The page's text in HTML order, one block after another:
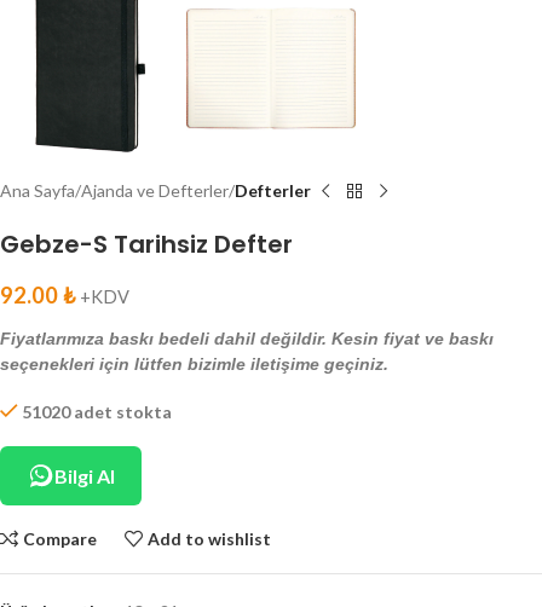
Ana Sayfa Ajanda ve Defterler Defterler
Gebze-S Tarihsiz Defter
92.00₺ +KDV
Fiyatlarımıza baskı bedeli dahil değildir. Kesin fiyat ve baskı
seçenekleri için lütfen bizimle iletişime geçiniz.
51020 adet stokta
Bilgi Al
Compare Add to wishlist